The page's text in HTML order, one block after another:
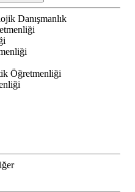
Danışmanlık
Öğretmenliği